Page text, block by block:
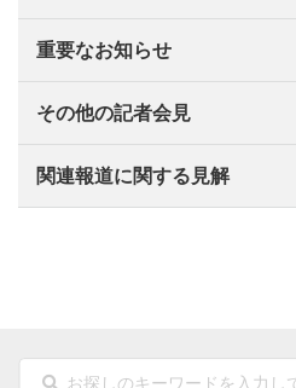
重要なお知らせ
その他の記者会見
関連報道に関する見解